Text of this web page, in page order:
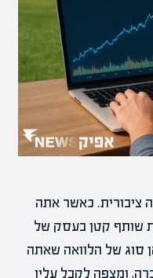
ציבורית. כאשר אתה
שותף קטן בעסק של
סוג של הלוואה שאתה
ומצפה לקבל עליו